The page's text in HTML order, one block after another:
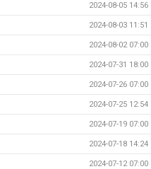
2024-08-05 14:56
2024-08-03 11:51
2024-08-02 07:00
2024-07-31 18:00
2024-07-26 07:00
2024-07-25 12:54
2024-07-19 07:00
2024-07-18 14:24
2024-07-12 07:00